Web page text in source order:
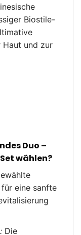
Biostile-
Haut und zur
Duo –
wählen?
eine sanfte
Die